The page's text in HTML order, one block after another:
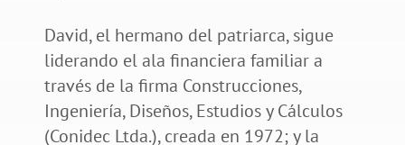
David, el hermano del patriarca, sigue
liderando el ala financiera familiar a
través de la firma Construcciones,
Ingeniería, Diseños, Estudios y Cálculos
(Conidec Ltda.), creada en 1972; y la